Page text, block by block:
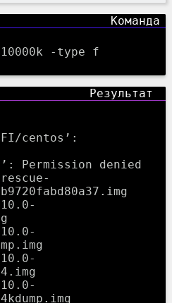
-type f
centos’:
Permission denied